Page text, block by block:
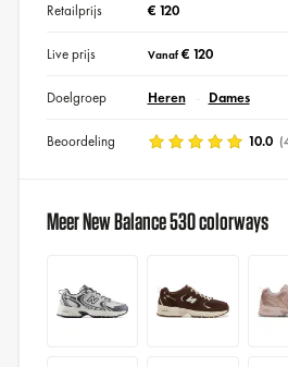
Retailprijs € 120
Live prijs Vanaf€ 120
Doelgroep Heren Dames
Beoordeling 10.0
Meer New Balance 530 colorways